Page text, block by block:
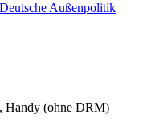
Außenpolitik
Handy (ohne DRM)